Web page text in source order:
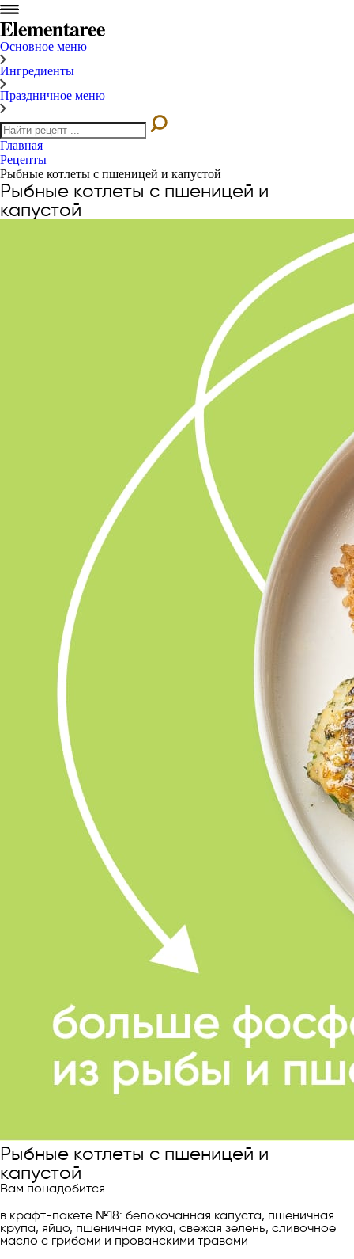
Основное меню
Ингредиенты
Праздничное меню
Главная
Рецепты
Рыбные котлеты с пшеницей и капустой
Рыбные котлеты с пшеницей и
капустой
Рыбные котлеты с пшеницей и
капустой
Вам понадобится
в крафт-пакете №18: белокочанная капуста, пшеничная
крупа, яйцо, пшеничная мука, свежая зелень, сливочное
масло с грибами и прованскими травами